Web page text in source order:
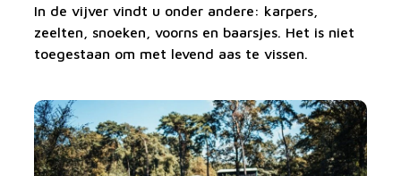
In de vijver vindt u onder andere: karpers,
zeelten, snoeken, voorns en baarsjes. Het is niet
toegestaan om met levend aas te vissen.